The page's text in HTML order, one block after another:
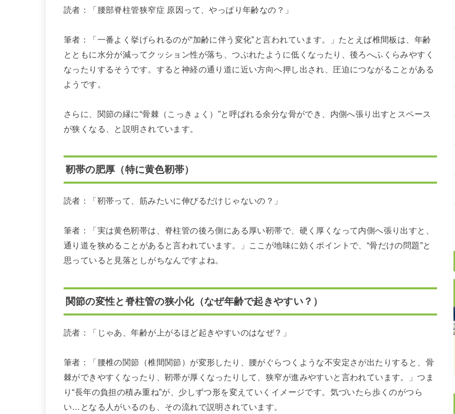
読者：「腰部脊柱管狭窄症 原因って、やっぱり年齢なの？」
筆者：「一番よく挙げられるのが“加齢に伴う変化”と言われています。」たとえば椎間板は、年齢
とともに水分が減ってクッション性が落ち、つぶれたように低くなったり、後ろへふくらみやすく
なったりするそうです。すると神経の通り道に近い方向へ押し出され、圧迫につながることがある
ようです。
さらに、関節の縁に“骨棘（こっきょく）”と呼ばれる余分な骨ができ、内側へ張り出すとスペース
が狭くなる、と説明されています。
靭帯の肥厚（特に黄色靭帯）
読者：「靭帯って、筋みたいに伸びるだけじゃないの？」
筆者：「実は黄色靭帯は、脊柱管の後ろ側にある厚い靭帯で、硬く厚くなって内側へ張り出すと、
通り道を狭めることがあると言われています。」ここが地味に効くポイントで、“骨だけの問題”と
思っていると見落としがちなんですよね。
関節の変性と脊柱管の狭小化（なぜ年齢で起きやすい？）
読者：「じゃあ、年齢が上がるほど起きやすいのはなぜ？」
筆者：「腰椎の関節（椎間関節）が変形したり、腰がぐらつくような不安定さが出たりすると、骨
棘ができやすくなったり、靭帯が厚くなったりして、狭窄が進みやすいと言われています。」つま
り“長年の負担の積み重ね”が、少しずつ形を変えていくイメージです。気づいたら歩くのがつら
い…となる人がいるのも、その流れで説明されています。